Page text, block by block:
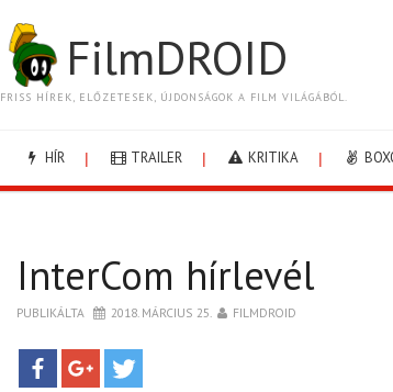
FilmDROID
FRISS HÍREK, ELŐZETESEK, ÚJDONSÁGOK A FILM VILÁGÁBÓL.
HÍR TRAILER KRITIKA
InterCom hírlevél
PUBLIKÁLTA 2018. MÁRCIUS 25. FILMDROID